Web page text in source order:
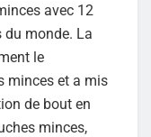
avec 12
du monde. La
le
minces et a mis
de bout en
minces,